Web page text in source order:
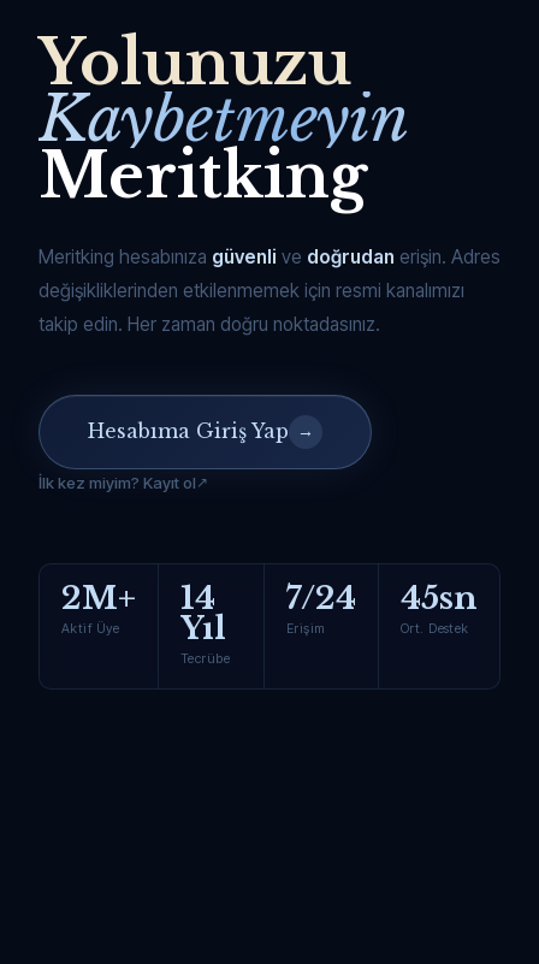
Yolunuzu
Kaybetmeyin
Meritking
Meritking hesabınıza güvenli ve doğrudan erişin. Adres
değişikliklerinden etkilenmemek için resmi kanalımızı
takip edin. Her zaman doğru noktadasınız.
Hesabıma Giriş Yap →
İlk kez miyim? Kayıt ol
2M+
Aktif Üye
14
Yıl
Tecrübe
7/24
Erişim
45sn
Ort. Destek